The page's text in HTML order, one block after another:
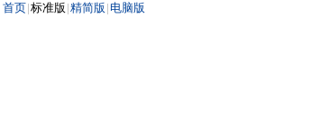
首页 标准版 精简版 电脑版